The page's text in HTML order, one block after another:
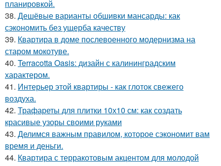
планировкой.
38. Дешёвые варианты обшивки мансарды: как
сэкономить без ущерба качеству
39. Квартира в доме послевоенного модернизма на
старом мокотуве.
40. Terracotta Oasis: дизайн с калининградским
характером.
41. Интерьер этой квартиры - как глоток свежего
воздуха.
42. Трафареты для плитки 10х10 см: как создать
красивые узоры своими руками
43. Делимся важным правилом, которое сэкономит вам
время и деньги.
44. Квартира с терракотовым акцентом для молодой